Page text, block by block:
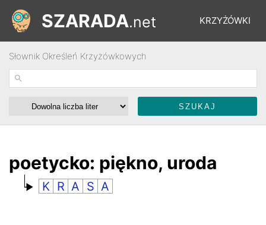
KRZYŻÓWKI
ŁAMIGŁÓWKI
SZARADA.net
Słownik Określeń Krzyżówkowych
poetycko: piękno, uroda
K R A S A